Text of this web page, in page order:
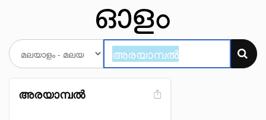
അരയാമ്പൽ